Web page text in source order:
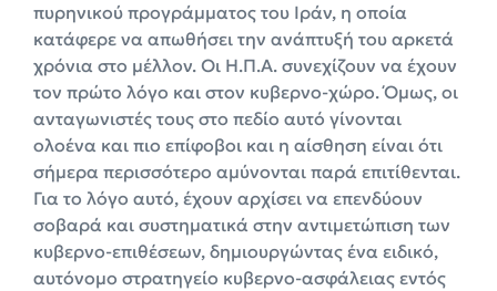
πυρηνικού προγράμματος του Ιράν, η οποία
κατάφερε να απωθήσει την ανάπτυξή του αρκετά
χρόνια στο μέλλον. Οι Η.Π.Α. συνεχίζουν να έχουν
τον πρώτο λόγο και στον κυβερνο-χώρο. Όμως, οι
ανταγωνιστές τους στο πεδίο αυτό γίνονται
ολοένα και πιο επίφοβοι και η αίσθηση είναι ότι
σήμερα περισσότερο αμύνονται παρά επιτίθενται.
Για το λόγο αυτό, έχουν αρχίσει να επενδύουν
σοβαρά και συστηματικά στην αντιμετώπιση των
κυβερνο-επιθέσεων, δημιουργώντας ένα ειδικό,
αυτόνομο στρατηγείο κυβερνο-ασφάλειας εντός